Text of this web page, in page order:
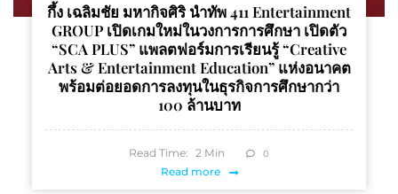
กึ้ง เฉลิมชัย มหากิจศิริ นำทัพ 411 Entertainment
GROUP เปิดเกมใหม่ในวงการการศึกษา เปิดตัว
“SCA PLUS” แพลตฟอร์มการเรียนรู้ “Creative
Arts & Entertainment Education” แห่งอนาคต
พร้อมต่อยอดการลงทุนในธุรกิจการศึกษากว่า
100 ล้านบาท
Read Time: 2 Min 0
Read more